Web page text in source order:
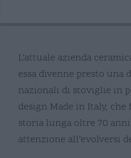
L’attuale azienda
essa divenne presto
nazionali di stoviglie in
design Made in Italy,
storia lunga oltre 70
attenzione all’evolversi